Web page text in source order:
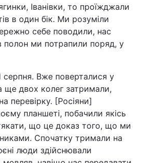
Іванівки, то проїжджали
в один бік. Ми розуміли
себе поводили, нас
полон ми потрапили поряд, у
серпня. Вже поверталися у
ще двох колег затримали,
перевірку. [Росіяни]
планшеті, побачили якісь
що це доказ того, що ми
Спочатку тримали на
люди здійснювали